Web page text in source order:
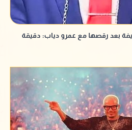
بعد رقصها مع عمرو دياب: دقيقة